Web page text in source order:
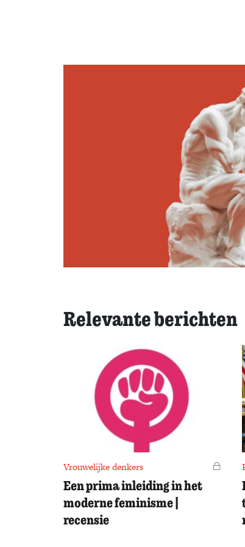
Relevante berichten
Vrouwelijke denkers Voor
Een prima inleiding in het
moderne feminisme |
recensie